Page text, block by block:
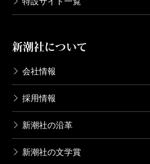
新潮社について
会社情報
採用情報
新潮社の沿革
新潮社の文学賞